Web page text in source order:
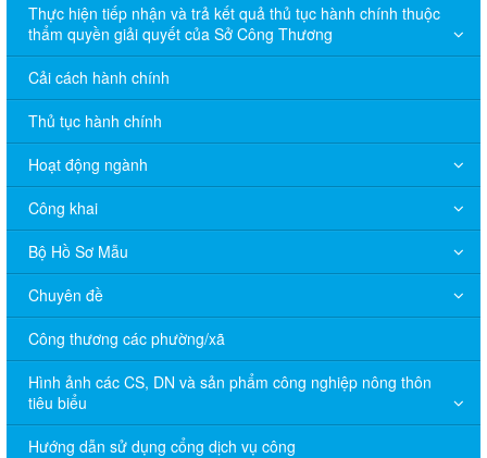
Thực hiện tiếp nhận và trả kết quả thủ tục hành chính thuộc
thẩm quyền giải quyết của Sở Công Thương
Cải cách hành chính
Thủ tục hành chính
Hoạt động ngành
Công khai
Bộ Hồ Sơ Mẫu
Chuyên đề
Công thương các phường/xã
Hình ảnh các CS, DN và sản phẩm công nghiệp nông thôn
tiêu biểu
Hướng dẫn sử dụng cổng dịch vụ công